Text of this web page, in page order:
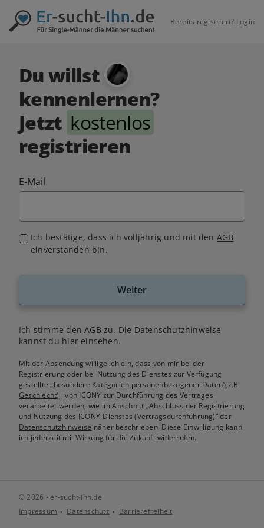
Bereits registriert? Login
Du willst
kennenlernen?
Jetzt kostenlos
registrieren
E-Mail
Ich bestätige, dass ich volljährig und mit den AGB
einverstanden bin.
Weiter
Ich stimme denAGB zu. Die Datenschutzhinweise
kannst du hiereinsehen.
Mit der Absendung willige ich ein, dass von mir bei der
Registrierung oder bei Nutzung des Dienstes zur Verfügung
gestellte„besondere Kategorien personenbezogener Daten“(z.B.
Geschlecht) , von ICONY zur Durchführung des Vertrages
verarbeitet werden, wie im Abschnitt „Abschluss der Registrierung
und Nutzung des ICONY-Dienstes (Vertragsdurchführung)“ der
Datenschutzhinweise näher beschrieben. Diese Einwilligung kann
ich jederzeit mit Wirkung für die Zukunft widerrufen.
© 2026 - er-sucht-ihn.de
Impressum
Datenschutz Barrierefreiheit